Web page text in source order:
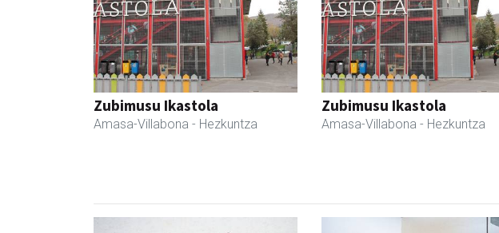
Zubimusu Ikastola
Amasa-Villabona - Hezkuntza
Zubimusu Ikastola
Amasa-Villabona - Hezkuntza